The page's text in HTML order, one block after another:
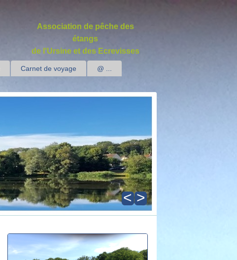
Association de pêche des
étangs
de l'Ursine et des Ecrevisses
Carnet de voyage
@ ...
< >